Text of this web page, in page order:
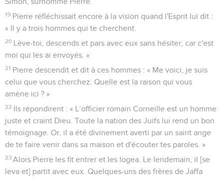
19 Pierre réfléchissait encore à la vision quand l'Esprit lui dit :
« Il y a trois hommes qui te cherchent.
20
Lève-toi, descends et pars avec eux sans hésiter, car c'est
moi qui les ai envoyés. »
21 Pierre descendit et dit à ces hommes : « Me voici, je suis
celui que vous cherchez. Quelle est la raison qui vous
amène ici ? »
22
Ils répondirent : « L’officier romain Corneille est un homme
juste et craint Dieu. Toute la nation des Juifs lui rend un bon
témoignage. Or, il a été divinement averti par un saint ange
de te faire venir dans sa maison et d'écouter tes paroles. »
23 Alors Pierre les fit entrer et les logea. Le lendemain, il [se
leva et] partit avec eux. Quelques-uns des frères de Jaffa